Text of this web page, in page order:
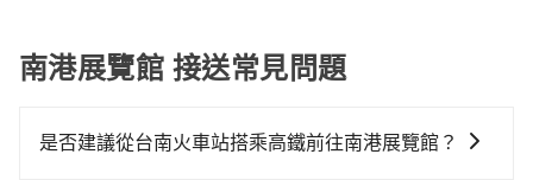
南港展覽館 接送常見問題
是否建議從台南火車站搭乘高鐵前往南港展覽館？